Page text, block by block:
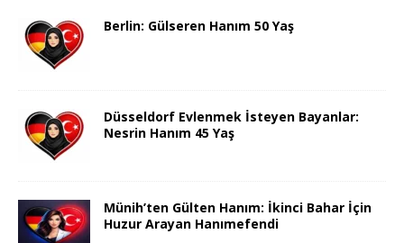
Berlin: Gülseren Hanım 50 Yaş
Düsseldorf Evlenmek İsteyen Bayanlar:
Nesrin Hanım 45 Yaş
Münih’ten Gülten Hanım: İkinci Bahar İçin
Huzur Arayan Hanımefendi